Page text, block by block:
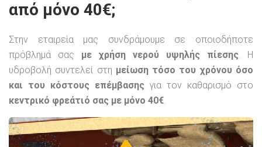
από μόνο 40€;
Στην εταιρεία μας συνδράμουμε σε οποιοδήποτε
πρόβλημά σας με χρήση νερού υψηλής πίεσης. Η
υδροβολή συντελεί στη μείωση τόσο του χρόνου όσο
και του κόστους επέμβασης για τον καθαρισμό στο
κεντρικό φρεάτιό σας με μόνο 40€.